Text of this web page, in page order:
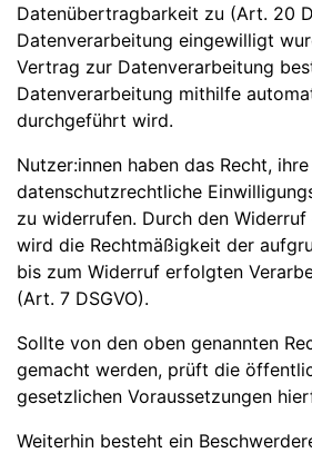
Datenübertragbarkeit zu (Art. 20
Datenverarbeitung eingewilligt
Vertrag zur Datenverarbeitung
Datenverarbeitung mithilfe
durchgeführt wird.
Nutzer:innen haben das Recht, ihre
datenschutzrechtliche
zu widerrufen. Durch den
wird die Rechtmäßigkeit der
bis zum Widerruf erfolgten
(Art. 7 DSGVO).
Sollte von den oben genannten
gemacht werden, prüft die
gesetzlichen Voraussetzungen
Weiterhin besteht ein